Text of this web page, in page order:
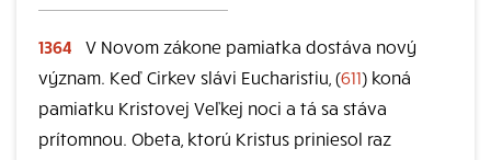
1364
V Novom zákone pamiatka dostáva nový
význam. Keď Cirkev slávi Eucharistiu, (611) koná
pamiatku Kristovej Veľkej noci a tá sa stáva
prítomnou. Obeta, ktorú Kristus priniesol raz